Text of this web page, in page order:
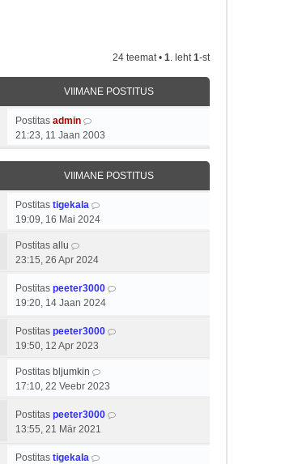
24 teemat • 1. leht1-st
VIIMANE POSTITUS
Postitas admin
21:23, 11 Jaan 2003
VIIMANE POSTITUS
Postitas tigekala
19:09, 16 Mai 2024
Postitas allu
23:15, 26 Apr 2024
Postitas peeter3000
19:20, 14 Jaan 2024
Postitas peeter3000
19:50, 12 Apr 2023
Postitas bljumkin
17:10, 22 Veebr 2023
Postitas peeter3000
13:55, 21 Mär 2021
Postitas tigekala